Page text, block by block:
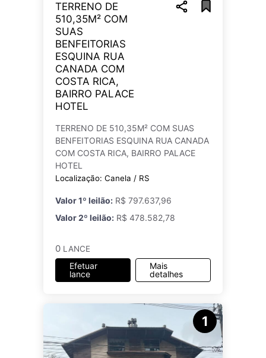
TERRENO DE
510,35M² COM
SUAS
BENFEITORIAS
ESQUINA RUA
CANADA COM
COSTA RICA,
BAIRRO PALACE
HOTEL
TERRENO DE 510,35M² COM SUAS
BENFEITORIAS ESQUINA RUA CANADA
COM COSTA RICA, BAIRRO PALACE
HOTEL
Localização: Canela / RS
Valor 1º leilão: R$ 797.637,96
Valor 2º leilão: R$ 478.582,78
0 LANCE
Efetuar
lance
Mais
detalhes
1